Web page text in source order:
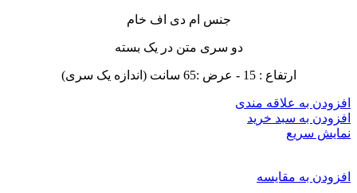
جنس ام دی اف خام
دو سری متن در یک بسته
ارتفاع : 15 - عرض :65 سانت (اندازه یک سری)
افزودن به علاقه مندی
افزودن به سبد خرید
نمایش سریع
افزودن به مقایسه